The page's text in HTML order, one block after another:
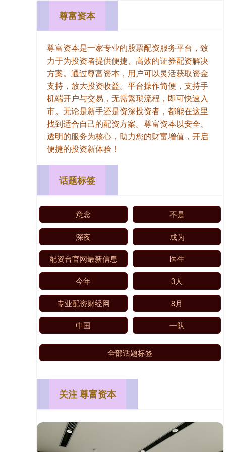
尊富资本
尊富资本是一家专业的股票配资服务平台，致
力于为投资者提供便捷、高效的证券配资解决
方案。通过尊富资本，用户可以灵活获取资金
支持，放大投资收益。平台操作简便，支持手
机端开户与交易，无需繁琐流程，即可快速入
市。无论是新手还是资深投资者，都能在这里
找到适合自己的配资方案。尊富资本以安全、
透明的服务为核心，助力您的财富增值，开启
便捷的投资新体验！
话题标签
意念 不是
深夜 成为
配资台官网最新信息 医生
今年 3人
专业配资财经网 8月
中国 一队
全部话题标签
关注 尊富资本